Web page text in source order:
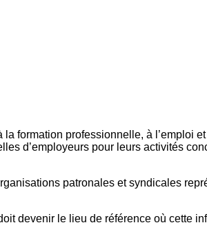
formation professionnelle, à l’emploi
d’employeurs pour leurs activités
patronales et syndicales
devenir le lieu de référence où cette